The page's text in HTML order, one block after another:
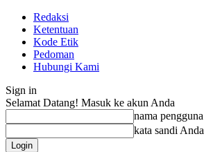
Redaksi
Ketentuan
Kode Etik
Pedoman
Hubungi Kami
Sign in
Selamat Datang! Masuk ke akun Anda
nama pengguna
kata sandi Anda